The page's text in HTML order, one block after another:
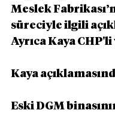
Meslek
süreciyle ilgili
Ayrıca Kaya
Kaya
Eski DGM